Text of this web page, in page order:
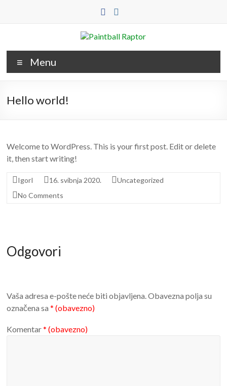
Paintball
Raptor
Raptor
Menu
Hello world!
Welcome to WordPress. This is your first post. Edit or delete
it, then start writing!
IgorI 16. svibnja 2020.
Uncategorized
No Comments
Odgovori
Vaša adresa e-pošte neće biti objavljena.Obavezna polja su
označena sa* (obavezno)
Komentar* (obavezno)